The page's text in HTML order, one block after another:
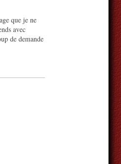
que je ne
avec
de demande